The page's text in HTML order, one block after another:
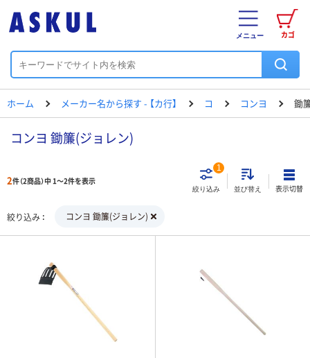
カゴ
メニュー
ホーム メーカー名から探す - 【カ行】 コ コンヨ 鋤
コンヨ 鋤簾(ジョレン)
2件（2商品）中 1～2件を表示
絞り込み
1
並び替え 表示切替
絞り込み コンヨ 鋤簾(ジョレン)